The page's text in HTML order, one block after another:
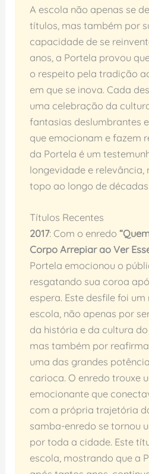
A escola não apenas se
títulos, mas também por
capacidade de se
anos, a Portela provou
o respeito pela tradição
em que se inova. Cada
uma celebração da
fantasias deslumbrantes
que emocionam e fazem
da Portela é um
longevidade e relevância,
topo ao longo de
Títulos Recentes
2017: Com o enredo
Corpo Arrepiar ao Ver
Portela emocionou o
resgatando sua coroa
espera. Este desfile foi
escola, não apenas por
da história e da cultura
mas também por
uma das grandes
carioca. O enredo trouxe
emocionante que
com a própria trajetória
samba-enredo se tornou
por toda a cidade. Este
escola, mostrando que a